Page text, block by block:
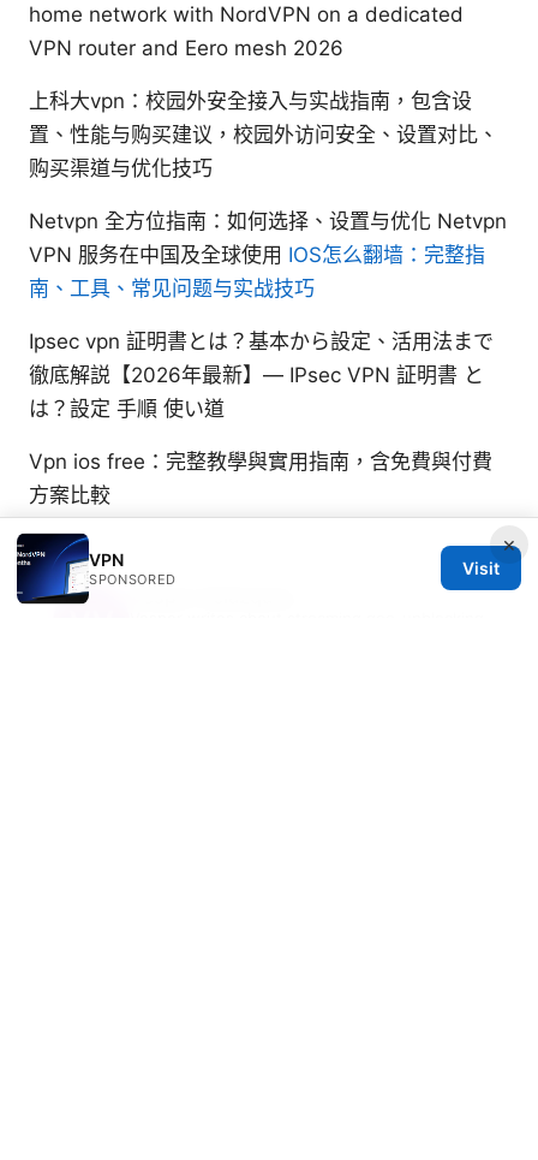
home network with NordVPN on a dedicated
VPN router and Eero mesh 2026
上科大vpn：校园外安全接入与实战指南，包含设
置、性能与购买建议，校园外访问安全、设置对比、
购买渠道与优化技巧
Netvpn 全方位指南：如何选择、设置与优化 Netvpn
VPN 服务在中国及全球使用 IOS怎么翻墙：完整指
南、工具、常见问题与实战技巧
Ipsec vpn 証明書とは？基本から設定、活用法まで
徹底解説【2026年最新】— IPsec VPN 証明書 と
は？設定 手順 使い道
Vpn ios free：完整教學與實用指南，含免費與付費
方案比較
×
VPN
SPONSORED
Visit